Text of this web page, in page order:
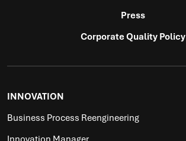
Press
Corporate Quality Policy
INNOVATION
Business Process Reengineering
Innovation Manager